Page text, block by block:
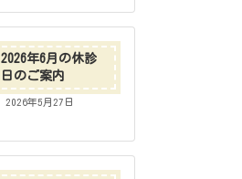
2026年6月の休診
日のご案内
2026年5月27日